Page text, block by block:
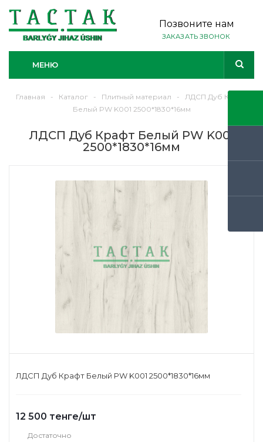
Позвоните нам
ЗАКАЗАТЬ ЗВОНОК
МЕНЮ
Главная - Каталог - Плитный материал -
ЛДСП Дуб Крафт
Белый PW K001 2500*1830*16мм
ЛДСП Дуб Крафт Белый PW K001
2500*1830*16мм
ЛДСП Дуб Крафт Белый PW K001 2500*1830*16мм
12 500 тенге/шт
Достаточно